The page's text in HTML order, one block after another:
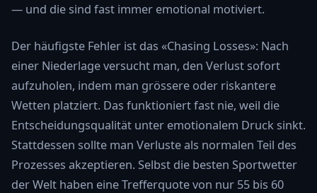
— und die sind fast immer emotional motiviert.
Der häufigste Fehler ist das «Chasing Losses»: Nach
einer Niederlage versucht man, den Verlust sofort
aufzuholen, indem man grössere oder riskantere
Wetten platziert. Das funktioniert fast nie, weil die
Entscheidungsqualität unter emotionalem Druck sinkt.
Stattdessen sollte man Verluste als normalen Teil des
Prozesses akzeptieren. Selbst die besten Sportwetter
der Welt haben eine Trefferquote von nur 55 bis 60